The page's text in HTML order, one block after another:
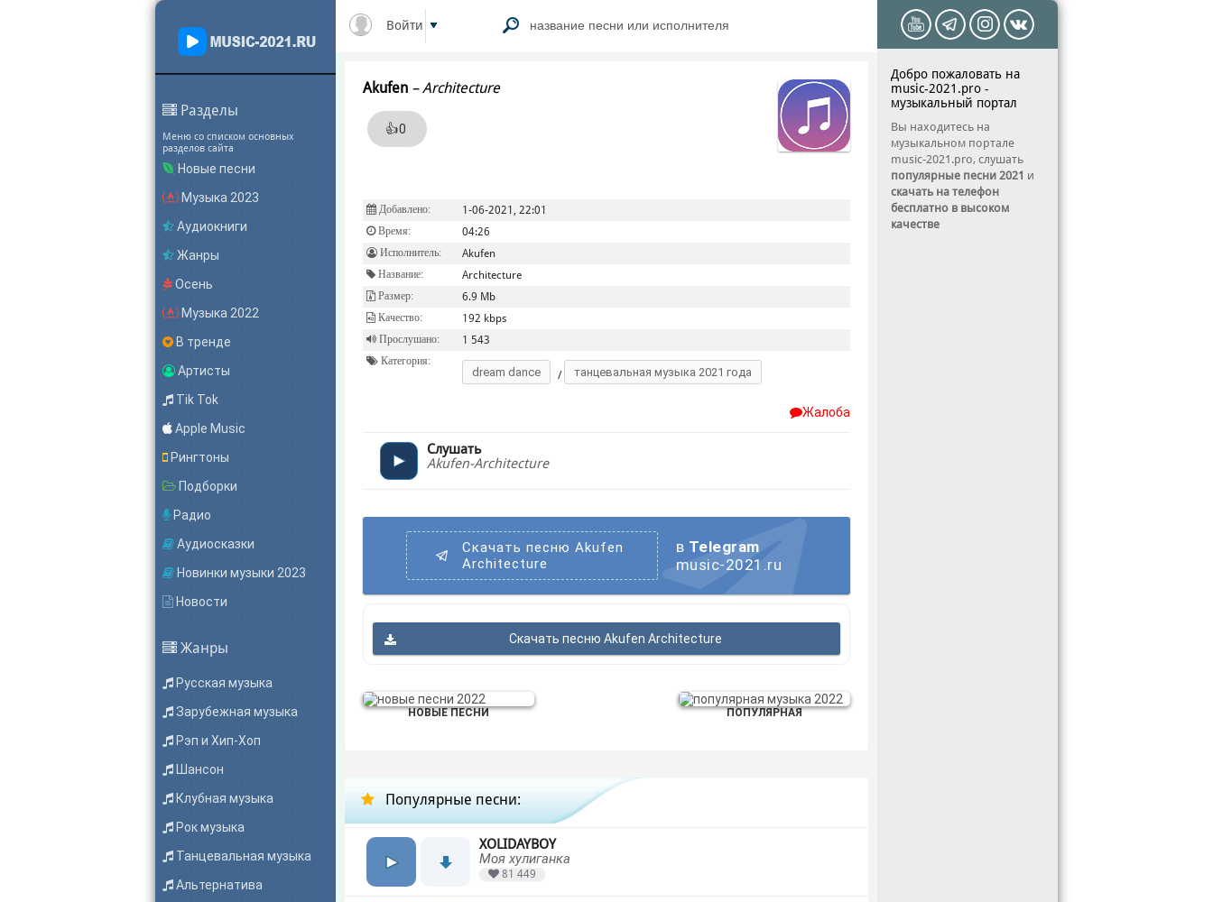
Разделы
Меню со списком основных
разделов сайта
Новые песни
Музыка 2023
Аудиокниги
Жанры
Осень
Музыка 2022
В тренде
Артисты
Tik Tok
Apple Music
Рингтоны
Подборки
Радио
Аудиосказки
Новинки музыки 2023
Новости
Жанры
Русская музыка
Зарубежная музыка
Рэп и Хип-Хоп
Шансон
Клубная музыка
Рок музыка
Танцевальная музыка
Альтернатива
Войти
Akufen – Architecture
👍0
Добавлено: 1-06-2021, 22:01
Время: 04:26
Исполнитель: Akufen
Название: Architecture
Размер: 6.9 Mb
Качество: 192 kbps
Прослушано: 1 543
Категория:
dream dance / танцевальная музыка 2021 года
Жалоба
Слушать
Akufen-Architecture
Скачать песню Akufen
Architecture
в Telegram
music-2021.ru
Скачать песню Akufen Architecture
НОВЫЕ ПЕСНИ ПОПУЛЯРНАЯ
Популярные песни:
XOLIDAYBOY
Моя хулиганка
81 449
Добро пожаловать на
music-2021.pro -
музыкальный портал
Вы находитесь на
музыкальном портале
music-2021.pro, слушать
популярные песни 2021 и
скачать на телефон
бесплатно в высоком
качестве